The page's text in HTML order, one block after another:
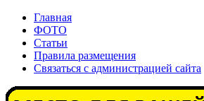
Главная
ФОТО
Статьи
Правила размещения
Связаться с администрацией сайта